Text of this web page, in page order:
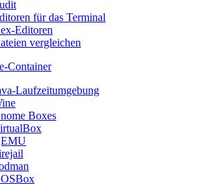
für das Terminal
Editoren
vergleichen
Container
Laufzeitumgebung
Boxes